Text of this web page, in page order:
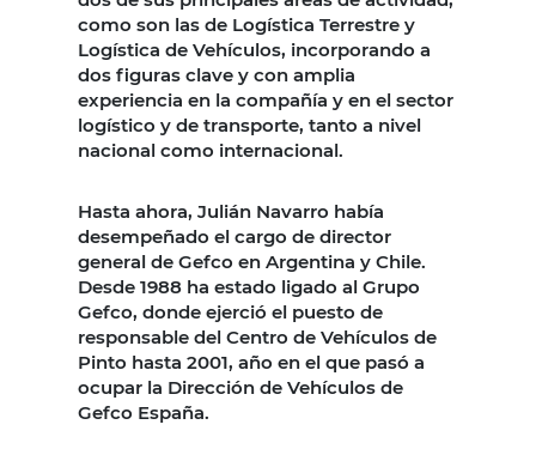
como son las de Logística Terrestre y
Logística de Vehículos, incorporando a
dos figuras clave y con amplia
experiencia en la compañía y en el sector
logístico y de transporte, tanto a nivel
nacional como internacional.
Hasta ahora, Julián Navarro había
desempeñado el cargo de director
general de Gefco en Argentina y Chile.
Desde 1988 ha estado ligado al Grupo
Gefco, donde ejerció el puesto de
responsable del Centro de Vehículos de
Pinto hasta 2001, año en el que pasó a
ocupar la Dirección de Vehículos de
Gefco España.